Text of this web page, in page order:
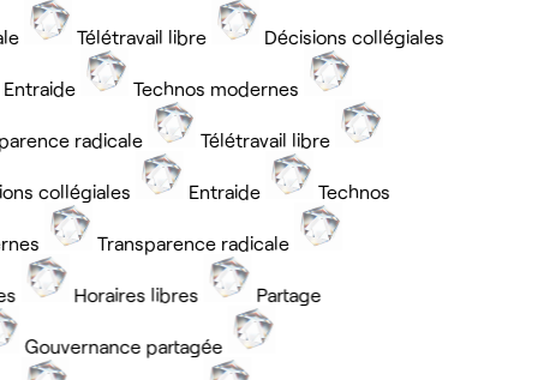
Télétravail libre Décisions collégiales
Technos modernes
radicale Télétravail libre
collégiales Entraide Technos
Transparence radicale
Horaires libres Partage
Gouvernance partagée